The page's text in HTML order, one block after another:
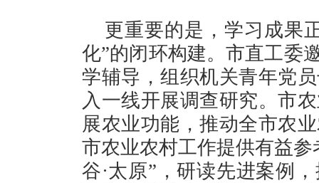
更重要的是，学习成果
化”的闭环构建。市直工委
学辅导，组织机关青年党
入一线开展调查研究。市
展农业功能，推动全市农
市农业农村工作提供有益
谷·太原”，研读先进案例